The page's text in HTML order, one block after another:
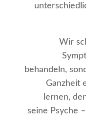
Wir
behandeln,
Ganzheit
lernen,
seine Psyche